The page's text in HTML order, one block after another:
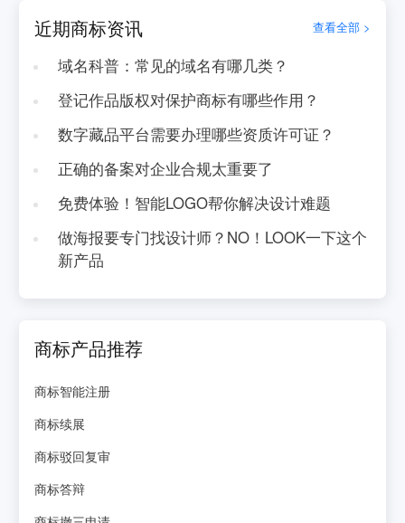
近期商标资讯 查看全部 >
域名科普：常见的域名有哪几类？
登记作品版权对保护商标有哪些作用？
数字藏品平台需要办理哪些资质许可证？
正确的备案对企业合规太重要了
免费体验！智能LOGO帮你解决设计难题
做海报要专门找设计师？NO！LOOK一下这个
新产品
商标产品推荐
商标智能注册
商标续展
商标驳回复审
商标答辩